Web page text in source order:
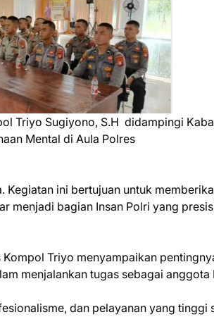
Triyo Sugiyono, S.H didampingi
Mental di Aula Polres
Kegiatan ini bertujuan untuk
menjadi bagian Insan Polri yang
Triyo menyampaikan
menjalankan tugas sebagai anggota
dan pelayanan yang tinggi